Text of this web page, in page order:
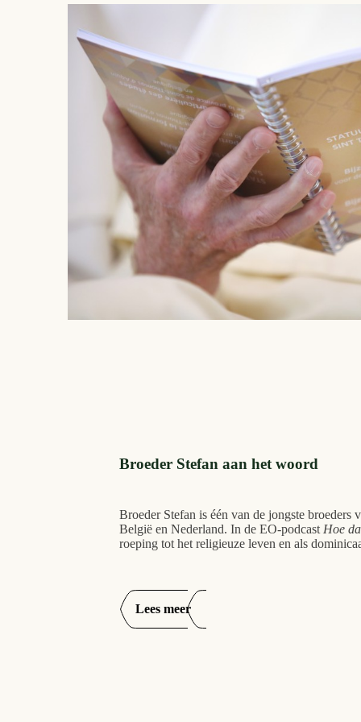
Broeder Stefan aan het woord
Broeder Stefan is één van de jongste broeders
België en Nederland. In de EO-podcast Hoe
roeping tot het religieuze leven en als
Lees meer